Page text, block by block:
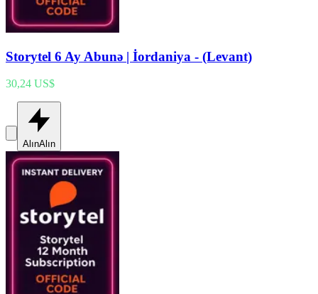
Storytel 6 Ay Abunə | İordaniya - (Levant)
30,24 US$
AlınAlın